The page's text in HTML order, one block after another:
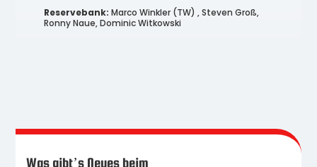
Reservebank:Marco Winkler (TW) , Steven Groß,
Ronny Naue, Dominic Witkowski
Was gibt’s Neues beim